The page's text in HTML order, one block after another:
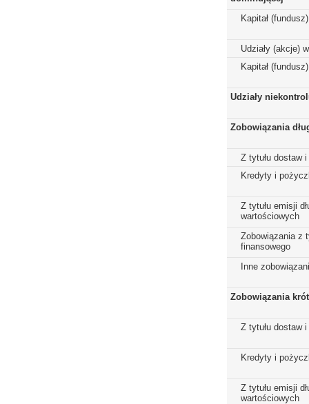
Kapitał
Udziały (akcje)
Kapitał
Udziały
Zobowiązania
Z tytułu dostaw i
Kredyty i
Z tytułu emisji
wartościowych
Zobowiązania z
finansowego
Inne
Zobowiązania
Z tytułu dostaw i
Kredyty i
Z tytułu emisji
wartościowych